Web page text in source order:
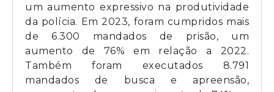
um aumento expressivo na produtividade
da polícia. Em 2023, foram cumpridos mais
de 6.300 mandados de prisão, um
aumento de 76% em relação a 2022.
Também foram executados 8.791
mandados de busca e apreensão,